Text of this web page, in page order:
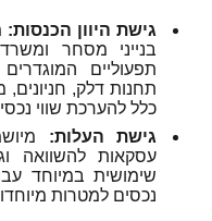
גישת היוון הכנסות:
בנייני מסחר
תפעוליים
תחנות דלק, חניונים,
כלל להערכת שווי
גישת העלות:
עסקאות להשוואה
שימושית במיוחד
נכסים למטרות